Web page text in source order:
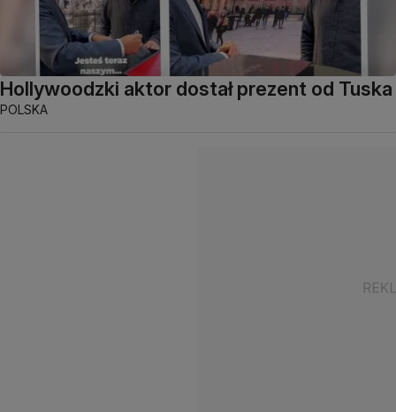
Hollywoodzki aktor dostał prezent od Tuska
POLSKA